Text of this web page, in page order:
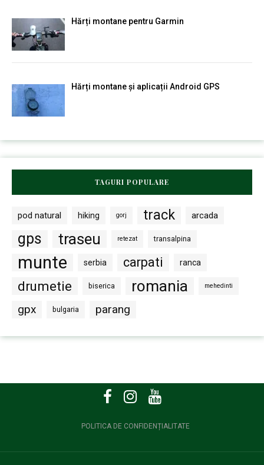
Hărți montane pentru Garmin
Hărți montane și aplicații Android GPS
TAGURI POPULARE
pod natural hiking gorj track arcada
gps traseu retezat transalpina
munte serbia carpati ranca
drumetie biserica romania mehedinti
gpx bulgaria parang
POLITICA DE CONFIDENȚIALITATE